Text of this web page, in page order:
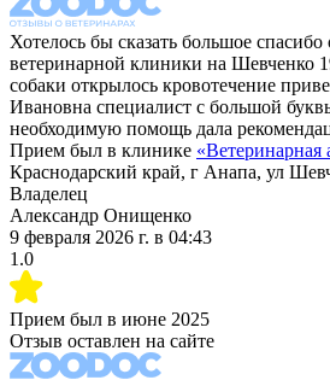
Хотелось бы сказать большое спасибо
ветеринарной клиники на Шевченко
собаки открылось кровотечение
Ивановна специалист с большой
необходимую помощь дала
Прием был в клинике «Ветеринарная
Краснодарский край, г Анапа, ул
Владелец
Александр Онищенко
9 февраля 2026 г. в 04:43
1.0
Прием был в июне 2025
Отзыв оставлен на сайте